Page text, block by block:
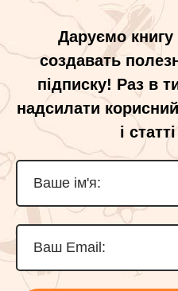
Даруємо
создавать
підписку! Раз в
надсилати
і